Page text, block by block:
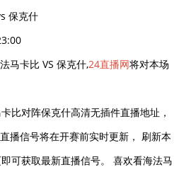
保克什
马卡比 VS 保克什,24直播网将对本场
比对阵保克什高清无插件直播地址，
播信号将在开赛前实时更新， 刷新本
可获取最新直播信号。 喜欢看海法马